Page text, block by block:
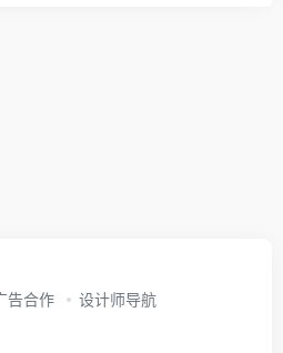
告合作 设计师导航